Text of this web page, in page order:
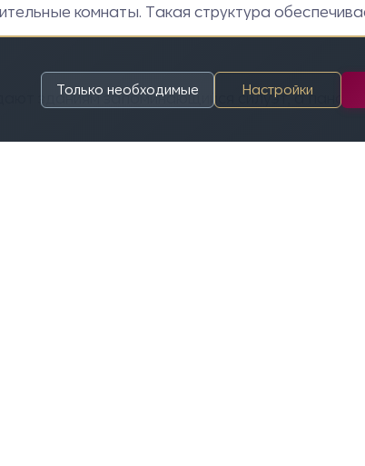
комнаты. Такая структура
зданиям запоминающийся силуэт, а
Только необходимые Настройки